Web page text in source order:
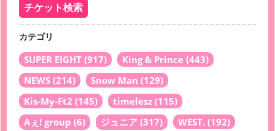
カテゴリ
SUPER EIGHT (917) King & Prince (443)
NEWS (214) Snow Man (129)
Kis-My-Ft2 (145) timelesz (115)
Aぇ! group (6) ジュニア (317) WEST. (192)